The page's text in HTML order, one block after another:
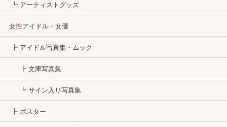
┗ アーティストグッズ
女性アイドル・女優
┣ アイドル写真集・ムック
┣ 文庫写真集
┗ サイン入り写真集
┣ ポスター